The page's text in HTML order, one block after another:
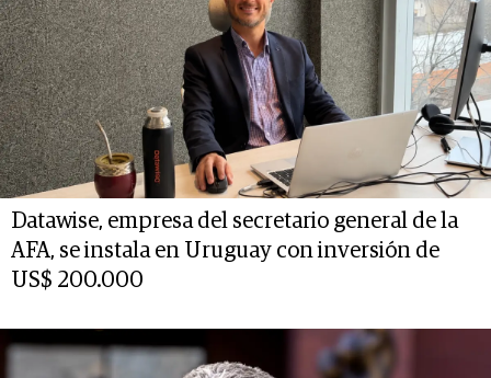
Datawise, empresa del secretario general de la
AFA, se instala en Uruguay con inversión de
US$ 200.000